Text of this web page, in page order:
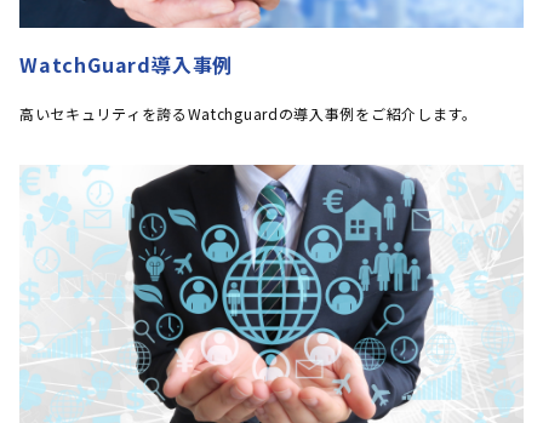
WatchGuard導入事例
高いセキュリティを誇るWatchguardの導入事例をご紹介します。